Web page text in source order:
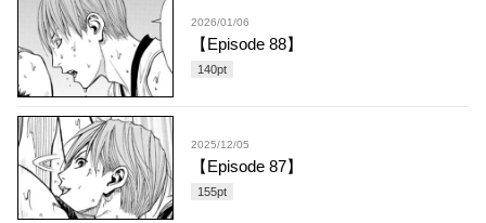
2026/01/06
【Episode 88】
140pt
2025/12/05
【Episode 87】
155pt